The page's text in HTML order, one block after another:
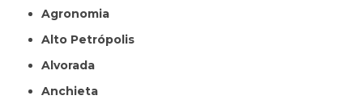
Agronomia
Alto Petrópolis
Alvorada
Anchieta